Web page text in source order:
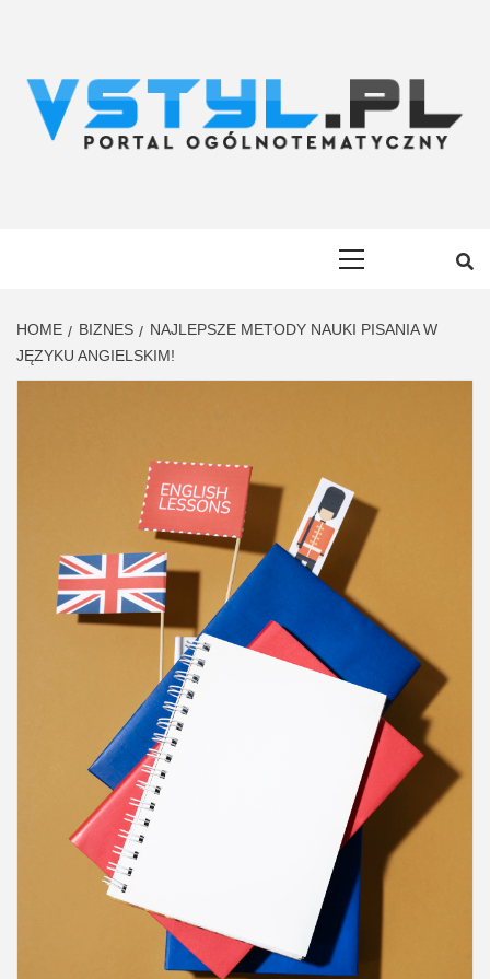
HOME BIZNES
NAJLEPSZE METODY NAUKI PISANIA W
JĘZYKU ANGIELSKIM!